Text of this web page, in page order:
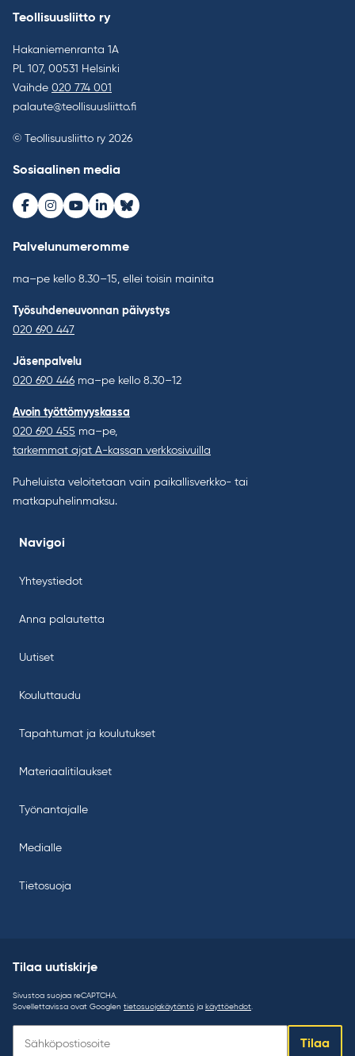
Teollisuusliitto ry
Hakaniemenranta 1A
PL 107, 00531 Helsinki
Vaihde 020 774 001
palaute@teollisuusliitto.fi
© Teollisuusliitto ry 2026
Sosiaalinen media
Facebook
Instagram
Youtube
LinkedInBluesky
Palvelunumeromme
ma–pe kello 8.30–15, ellei toisin mainita
Työsuhdeneuvonnan päivystys
020 690 447
Jäsenpalvelu
020 690 446 ma–pe kello 8.30–12
Avoin työttömyyskassa
020 690 455 ma–pe,
tarkemmat ajat A-kassan verkkosivuilla
Puheluista veloitetaan vain paikallisverkko- tai
matkapuhelinmaksu.
Navigoi
Yhteystiedot
Anna palautetta
Uutiset
Kouluttaudu
Tapahtumat ja koulutukset
Materiaalitilaukset
Työnantajalle
Medialle
Tietosuoja
Tilaa uutiskirje
Sivustoa suojaa reCAPTCHA.
Sovellettavissa ovat Googlen tietosuojakäytäntö ja käyttöehdot.
uutiskirje:
Tilaa